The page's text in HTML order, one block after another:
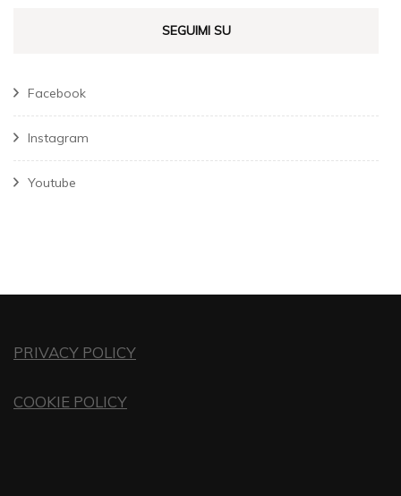
SEGUIMI SU
Facebook
Instagram
Youtube
PRIVACY POLICY
COOKIE POLICY